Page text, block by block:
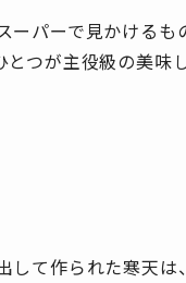
ーパーで見かけるも
つが主役級の美味
して作られた寒天は